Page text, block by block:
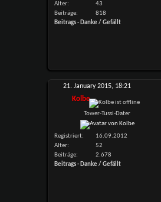
Alter
43
Beiträge
818
Beitrags - Danke / Gefällt
21. January 2015, 18:21
Kolbe
Tower-Tussi-Dater
Registriert
16.09.2012
Alter
52
Beiträge
2.678
Beitrags - Danke / Gefällt